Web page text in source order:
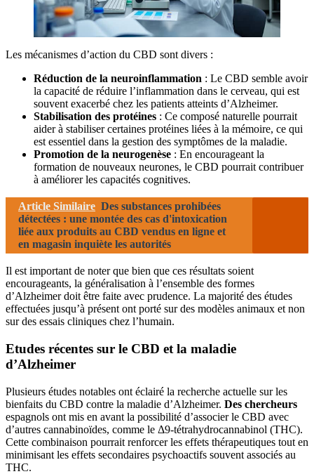
Les mécanismes d’action du CBD sont divers :
Réduction de la neuroinflammation : Le CBD semble avoir
la capacité de réduire l’inflammation dans le cerveau, qui est
souvent exacerbé chez les patients atteints d’Alzheimer.
Stabilisation des protéines : Ce composé naturelle pourrait
aider à stabiliser certaines protéines liées à la mémoire, ce qui
est essentiel dans la gestion des symptômes de la maladie.
Promotion de la neurogenèse : En encourageant la
formation de nouveaux neurones, le CBD pourrait contribuer
à améliorer les capacités cognitives.
Article Similaire Des substances prohibées
détectées : une montée des cas d'intoxication
liée aux produits au CBD vendus en ligne et
en magasin inquiète les autorités
Il est important de noter que bien que ces résultats soient
encourageants, la généralisation à l’ensemble des formes
d’Alzheimer doit être faite avec prudence. La majorité des études
effectuées jusqu’à présent ont porté sur des modèles animaux et non
sur des essais cliniques chez l’humain.
Etudes récentes sur le CBD et la maladie
d’Alzheimer
Plusieurs études notables ont éclairé la recherche actuelle sur les
bienfaits du CBD contre la maladie d’Alzheimer. Des chercheurs
espagnols ont mis en avant la possibilité d’associer le CBD avec
d’autres cannabinoïdes, comme le Δ9-tétrahydrocannabinol (THC).
Cette combinaison pourrait renforcer les effets thérapeutiques tout en
minimisant les effets secondaires psychoactifs souvent associés au
THC.